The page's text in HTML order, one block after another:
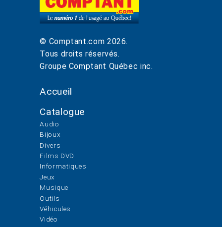
© Comptant.com 2026.
Tous droits réservés.
Groupe Comptant Québec inc.
Accueil
Catalogue
Audio
Bijoux
Divers
Films DVD
Informatiques
Jeux
Musique
Outils
Véhicules
Vidéo